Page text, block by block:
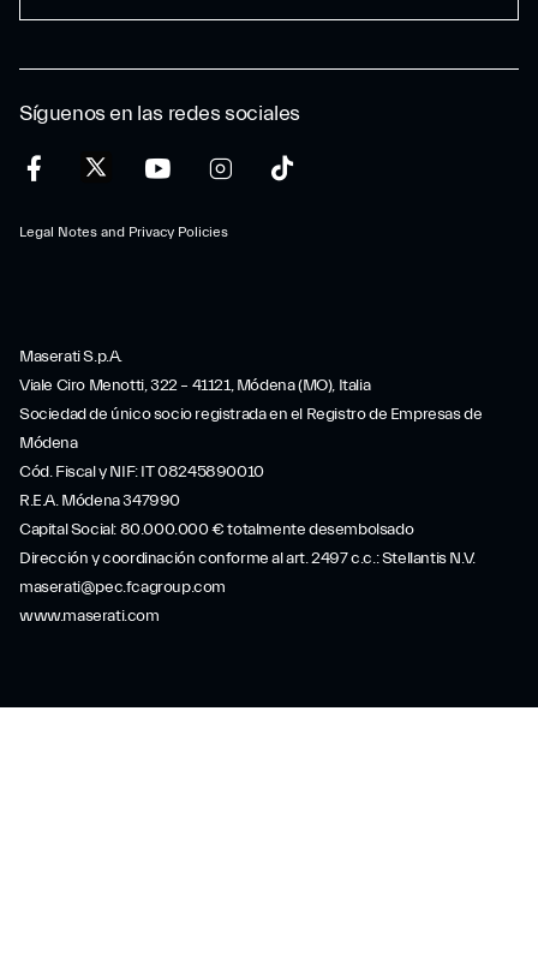
Síguenos en las redes sociales
Legal Notes and Privacy Policies
Maserati S.p.A.
Viale Ciro Menotti, 322 – 41121, Módena (MO), Italia
Sociedad de único socio registrada en el Registro de Empresas de
Módena
Cód. Fiscal y NIF: IT 08245890010
R.E.A. Módena 347990
Capital Social: 80.000.000 € totalmente desembolsado
Dirección y coordinación conforme al art. 2497 c.c.: Stellantis N.V.
maserati@pec.fcagroup.com
www.maserati.com